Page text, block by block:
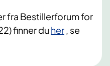
fra Bestillerforum for
finner du her, se